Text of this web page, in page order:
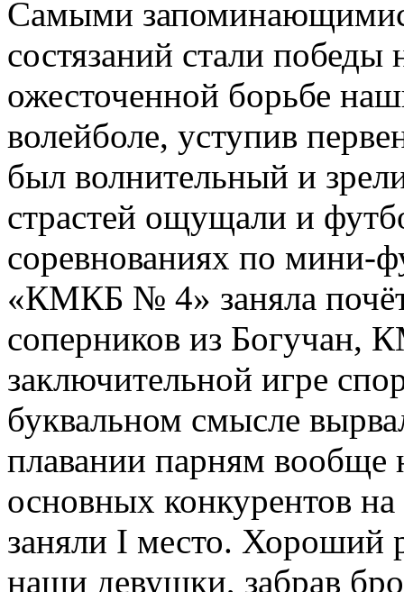
Самыми
состязаний стали
ожесточенной борьбе
волейболе, уступив
был волнительный и
страстей ощущали и
соревнованиях по мини-
«КМКБ № 4» заняла
соперников из
заключительной игре
буквальном смысле
плавании парням вообще
основных конкурентов
заняли I место. Хороший
наши девушки, забрав